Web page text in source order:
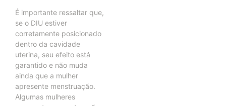
É importante ressaltar que,
se o DIU estiver
corretamente posicionado
dentro da cavidade
uterina, seu efeito está
garantido e não muda
ainda que a mulher
apresente menstruação.
Algumas mulheres